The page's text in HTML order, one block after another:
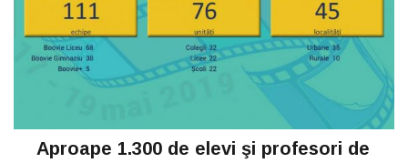
Aproape 1.300 de elevi şi profesori de